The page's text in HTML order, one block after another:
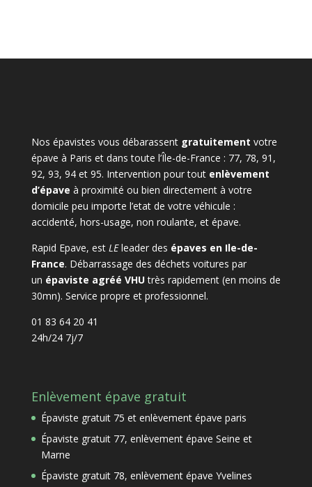
Nos épavistes vous débarassent gratuitement votre
épave à Paris et dans toute l’Île-de-France : 77, 78, 91,
92, 93, 94 et 95. Intervention pour tout enlèvement
d’épave à proximité ou bien directement à votre
domicile peu importe l’etat de votre véhicule :
accidenté, hors-usage, non roulante, et épave.
Rapid Epave, est LEleader des épaves en Ile-de-
France. Débarrassage des déchets voitures par
un épaviste agréé VHUtrès rapidement (en moins de
30mn). Service propre et professionnel.
01 83 64 20 41
24h/24 7j/7
Enlèvement épave gratuit
Épaviste gratuit 75 et enlèvement épave paris
Épaviste gratuit 77, enlèvement épave Seine et
Marne
Épaviste gratuit 78, enlèvement épave Yvelines